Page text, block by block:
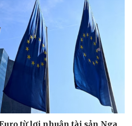
từ lợi nhuận tài sản Nga